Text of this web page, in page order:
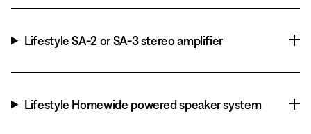
Lifestyle SA-2 or SA-3 stereo amplifier
Lifestyle Homewide powered speaker system